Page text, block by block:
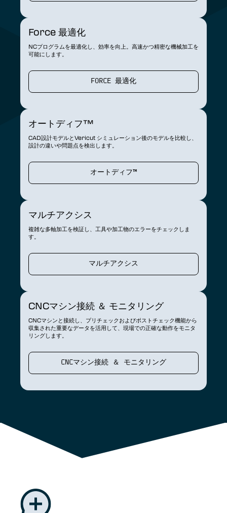
Force 最適化
NCプログラムを最適化し、効率を向上。高速かつ精密な機械加工を
可能にします。
FORCE 最適化
オートディフ™
CAD設計モデルとVericut シミュレーション後のモデルを比較し、
設計の違いや問題点を検出します。
オートディフ™
マルチアクシス
複雑な多軸加工を検証し、工具や加工物のエラーをチェックしま
す。
マルチアクシス
CNCマシン接続 ＆ モニタリング
CNCマシンと接続し、プリチェックおよびポストチェック機能から
収集された重要なデータを活用して、現場での正確な動作をモニタ
リングします。
CNCマシン接続 ＆ モニタリング